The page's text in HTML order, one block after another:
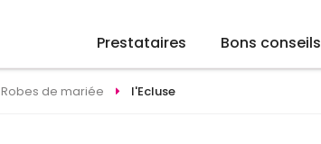
Prestataires Bons conseils
Robes de mariée l'Ecluse